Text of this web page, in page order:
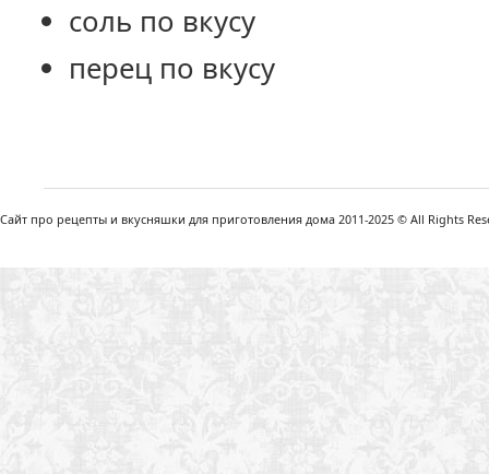
соль по вкусу
перец по вкусу
Сайт про рецепты и вкусняшки для приготовления дома 2011-2025 © All Rights